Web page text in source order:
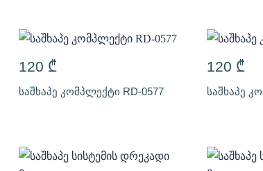
120 ₾
საშხაპე კომპლექტი RD-0577
120 ₾
საშხაპე